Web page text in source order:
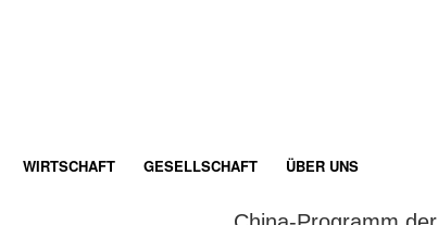
WIRTSCHAFT GESELLSCHAFT ÜBER UNS